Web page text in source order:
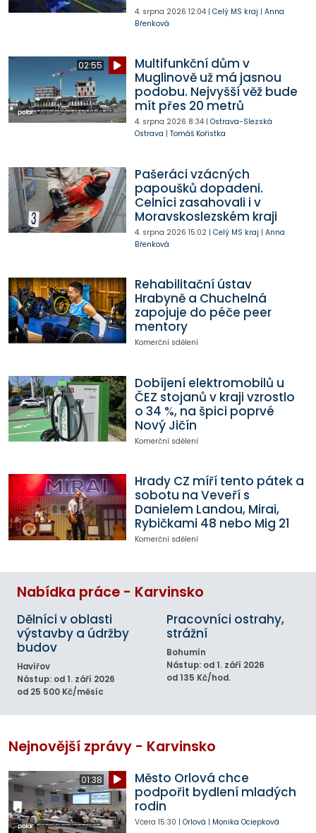
4. srpna 2026 12:04| Celý MS kraj | Anna
Břenková
02:55
Multifunkční dům v
Muglinově už má jasnou
podobu. Nejvyšší věž bude
mít přes 20 metrů
4. srpna 2026 8:34| Ostrava-Slezská
Ostrava | Tomáš Kořistka
Pašeráci vzácných
papoušků dopadeni.
Celníci zasahovali i v
Moravskoslezském kraji
4. srpna 2026 15:02| Celý MS kraj | Anna
Břenková
Rehabilitační ústav
Hrabyně a Chuchelná
zapojuje do péče peer
mentory
Komerční sdělení
Dobíjení elektromobilů u
ČEZ stojanů v kraji vzrostlo
o 34 %, na špici poprvé
Nový Jičín
Komerční sdělení
Hrady CZ míří tento pátek a
sobotu na Veveří s
Danielem Landou, Mirai,
Rybičkami 48 nebo Mig 21
Komerční sdělení
Nabídka práce - Karvinsko
Dělníci v oblasti
výstavby a údržby
budov
Havířov
Nástup: od 1. září 2026
od 25 500 Kč/měsíc
Pracovníci ostrahy,
strážní
Bohumín
Nástup: od 1. září 2026
od 135 Kč/hod.
Nejnovější zprávy - Karvinsko
01:38
Město Orlová chce
podpořit bydlení mladých
rodin
Včera 15:30 | Orlová | Monika Ociepková